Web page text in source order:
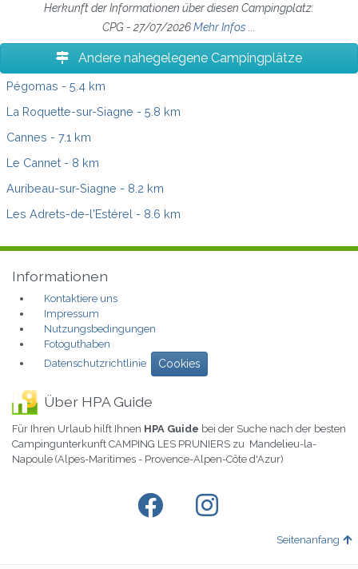
Herkunft der Informationen über diesen Campingplatz:
CPG - 27/07/2026Mehr Infos ...
Andere nahegelegene Campingplätze
Pégomas - 5.4 km
La Roquette-sur-Siagne - 5.8 km
Cannes - 7.1 km
Le Cannet - 8 km
Auribeau-sur-Siagne - 8.2 km
Les Adrets-de-l'Estérel - 8.6 km
Informationen
Kontaktiere uns
Impressum
Nutzungsbedingungen
Fotoguthaben
Datenschutzrichtlinie
Cookies
Über HPA Guide
Für Ihren Urlaub hilft Ihnen HPA Guide bei der Suche nach der besten
Campingunterkunft CAMPING LES PRUNIERS zu Mandelieu-la-
Napoule (Alpes-Maritimes - Provence-Alpen-Côte d'Azur)
Seitenanfang